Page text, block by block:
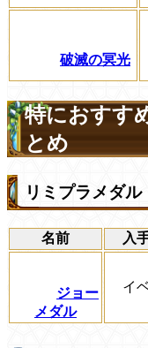
破滅の冥光
特におすす
とめ
リミプラメダル
名前 入
ジョー
メダル
イ